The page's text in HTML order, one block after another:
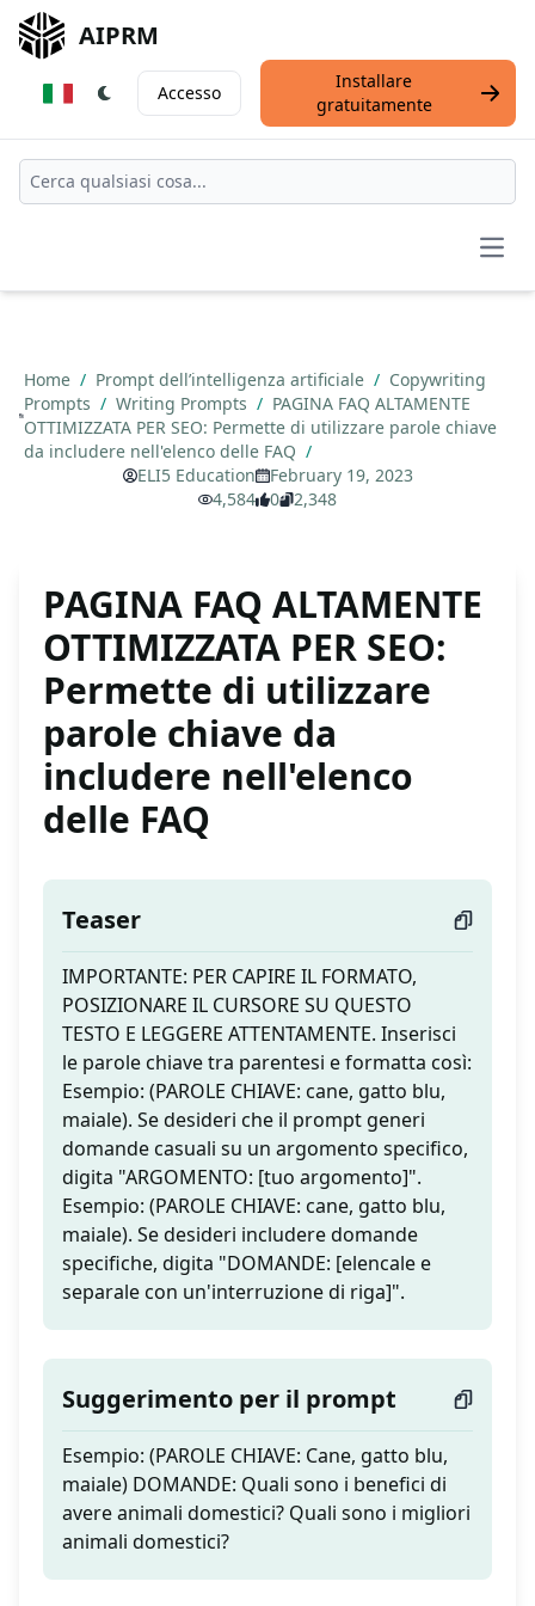
AIPRM
Accesso
Installare
gratuitamente
Home / Prompt dell’intelligenza artificiale / Copywriting
Prompts / Writing Prompts / PAGINA FAQ ALTAMENTE
OTTIMIZZATA PER SEO: Permette di utilizzare parole chiave
da includere nell'elenco delle FAQ /
ELI5 Education
February 19, 2023
4,584
0 2,348
PAGINA FAQ ALTAMENTE
OTTIMIZZATA PER SEO:
Permette di utilizzare
parole chiave da
includere nell'elenco
delle FAQ
Teaser
IMPORTANTE: PER CAPIRE IL FORMATO,
POSIZIONARE IL CURSORE SU QUESTO
TESTO E LEGGERE ATTENTAMENTE. Inserisci
le parole chiave tra parentesi e formatta così:
Esempio: (PAROLE CHIAVE: cane, gatto blu,
maiale). Se desideri che il prompt generi
domande casuali su un argomento specifico,
digita "ARGOMENTO: [tuo argomento]".
Esempio: (PAROLE CHIAVE: cane, gatto blu,
maiale). Se desideri includere domande
specifiche, digita "DOMANDE: [elencale e
separale con un'interruzione di riga]".
Suggerimento per il prompt
Esempio: (PAROLE CHIAVE: Cane, gatto blu,
maiale) DOMANDE: Quali sono i benefici di
avere animali domestici? Quali sono i migliori
animali domestici?